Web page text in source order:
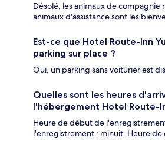
Désolé, les animaux de compagnie
animaux d'assistance sont les
Est-ce que Hotel Route-Inn
parking sur place ?
Oui, un parking sans voiturier est
Quelles sont les heures
l'hébergement Hotel Route-
Heure de début de
l'enregistrement : minuit. Heure de